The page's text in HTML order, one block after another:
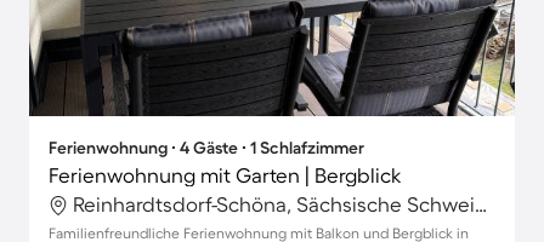
Ferienwohnung ∙ 4 Gäste ∙ 1 Schlafzimmer
Ferienwohnung mit Garten | Bergblick
Reinhardtsdorf-Schöna, Sächsische Schweiz-Osterzgebirge, Deutschland
Familienfreundliche Ferienwohnung mit Balkon und Bergblick in